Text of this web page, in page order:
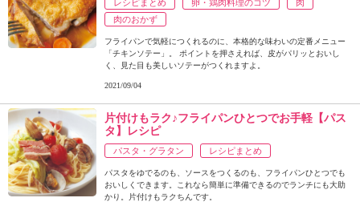
レシピまとめ 卵・鶏肉料理のコツ
肉
肉のおかず
フライパンで気軽につくれるのに、本格的な味わいの定番メニュー
「チキンソテー」。 ポイントを押さえれば、皮がパリッとおいし
く、見た目も美しいソテーがつくれますよ。
2021/09/04
片付けもラク♪フライパンひとつでお手軽【パス
タ】レシピ
パスタ・グラタン レシピまとめ
パスタをゆでるのも、ソースをつくるのも、フライパンひとつでも
おいしくできます。これなら簡単に準備できるのでランチにも大助
かり。片付けもラクちんです。